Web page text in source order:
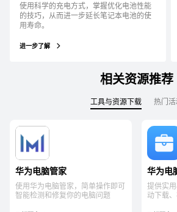
使用科学的充电方式，掌握优化电池性能
的技巧，从而进一步延长笔记本电池的使
用寿命。
进一步了解
相关资源推荐
工具与资源下载 热门
华为电脑管家
使用华为电脑管家，简单操作即可
智能检测和修复你的电脑问题
华为电
提供实
动下载